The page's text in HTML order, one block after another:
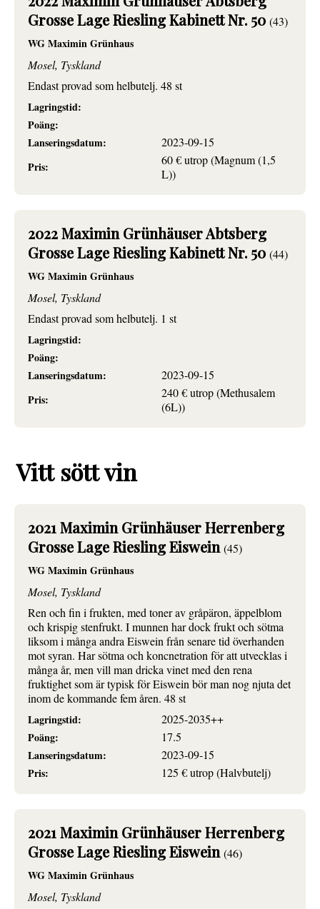
Grosse Lage Riesling Kabinett Nr. 50 (43)
WG Maximin Grünhaus
Mosel, Tyskland
Endast provad som helbutelj. 48 st
Lagringstid:
Poäng:
Lanseringsdatum:
2023-09-15
Pris:
60 € utrop (Magnum (1,5
L))
2022 Maximin Grünhäuser Abtsberg
Grosse Lage Riesling Kabinett Nr. 50 (44)
WG Maximin Grünhaus
Mosel, Tyskland
Endast provad som helbutelj. 1 st
Lagringstid:
Poäng:
Lanseringsdatum:
2023-09-15
Pris:
240 € utrop (Methusalem
(6L))
Vitt sött vin
2021 Maximin Grünhäuser Herrenberg
Grosse Lage Riesling Eiswein(45)
WG Maximin Grünhaus
Mosel, Tyskland
Ren och fin i frukten, med toner av gråpäron, äppelblom
och krispig stenfrukt. I munnen har dock frukt och sötma
liksom i många andra Eiswein från senare tid överhanden
mot syran. Har sötma och koncnetration för att utvecklas i
många år, men vill man dricka vinet med den rena
fruktighet som är typisk för Eiswein bör man nog njuta det
inom de kommande fem åren. 48 st
Lagringstid:
2025-2035++
Poäng:
17.5
Lanseringsdatum:
2023-09-15
Pris:
125 € utrop (Halvbutelj)
2021 Maximin Grünhäuser Herrenberg
Grosse Lage Riesling Eiswein(46)
WG Maximin Grünhaus
Mosel, Tyskland